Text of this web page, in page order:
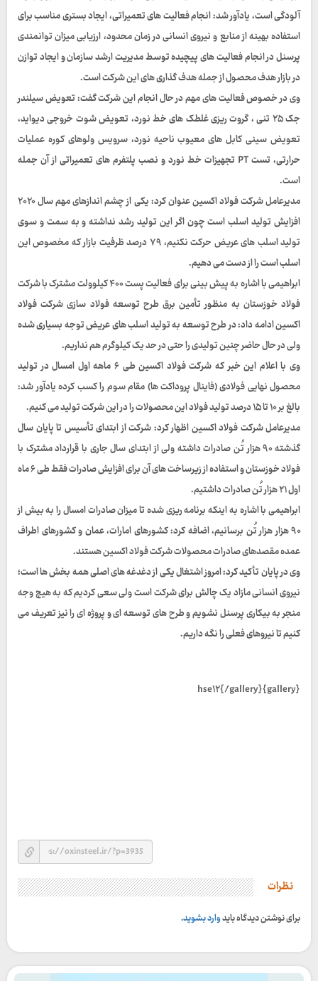
آلودگی است، یادآور شد: انجام فعالیت های تعمیراتی، ایجاد بستری مناسب برای
استفاده بهینه از منابع و نیروی انسانی در زمان محدود، ارزیابی میزان توانمندی
پرسنل در انجام فعالیت های پیچیده توسط مدیریت ارشد سازمان و ایجاد توازن
در بازار هدف محصول از جمله هدف گذاری های این شرکت است.
وی در خصوص فعالیت های مهم در حال انجام این شرکت گفت: تعویض سیلندر
جک ۲۵ تنی ، گروت ریزی غلطک های خط نورد، تعویض شوت خروجی دیواید،
تعویض سینی کابل های معیوب ناحیه نورد، سرویس ولوهای کوره عملیات
حرارتی، تست PT تجهیزات خط نورد و نصب پلتفرم های تعمیراتی از آن جمله
است.
مدیرعامل شرکت فولاد اکسین عنوان کرد: یکی از چشم اندازهای مهم سال ۲۰۲۰
افزایش تولید اسلب است چون اگر این تولید رشد نداشته و به سمت و سوی
تولید اسلب های عریض حرکت نکنیم، ۷۹ درصد ظرفیت بازار که مخصوص این
اسلب است را از دست می دهیم.
ابراهیمی با اشاره به پیش بینی برای فعالیت پست ۴۰۰ کیلوولت مشترک با شرکت
فولاد خوزستان به منظور تأمین برق طرح توسعه فولاد سازی شرکت فولاد
اکسین ادامه داد: در طرح توسعه به تولید اسلب های عریض توجه بسیاری شده
ولی در حال حاضر چنین تولیدی را حتی در حد یک کیلوگرم هم نداریم.
وی با اعلام این خبر که شرکت فولاد اکسین طی ۶ ماهه اول امسال در تولید
محصول نهایی فولادی (فاینال پروداکت ها) مقام سوم را کسب کرده یادآور شد:
بالغ بر ۱۰ تا ۱۵ درصد تولید فولاد این محصولات را در این شرکت تولید می کنیم.
مدیرعامل شرکت فولاد اکسین اظهار کرد: شرکت از ابتدای تأسیس تا پایان سال
گذشته ۹۰ هزار تُن صادرات داشته ولی از ابتدای سال جاری با قرارداد مشترک با
فولاد خوزستان و استفاده از زیرساخت های آن برای افزایش صادرات فقط طی ۶ ماه
اول ۲۱ هزار تُن صادرات داشتیم.
ابراهیمی با اشاره به اینکه برنامه ریزی شده تا میزان صادرات امسال را به بیش از
۹۰ هزار هزار تُن برسانیم، اضافه کرد: کشورهای امارات، عمان و کشورهای اطراف
عمده مقصدهای صادرات محصولات شرکت فولاد اکسین هستند.
وی در پایان تأکید کرد: امروز اشتغال یکی از دغدغه های اصلی همه بخش ها است؛
نیروی انسانی مازاد یک چالش برای شرکت است ولی سعی کردیم که به هیچ وجه
منجر به بیکاری پرسنل نشویم و طرح های توسعه ای و پروژه ای را نیز تعریف می
کنیم تا نیروهای فعلی را نگه داریم.
{gallery}hse۱۲{/gallery}
نظرات
برای نوشتن دیدگاه بایدوارد بشوید.